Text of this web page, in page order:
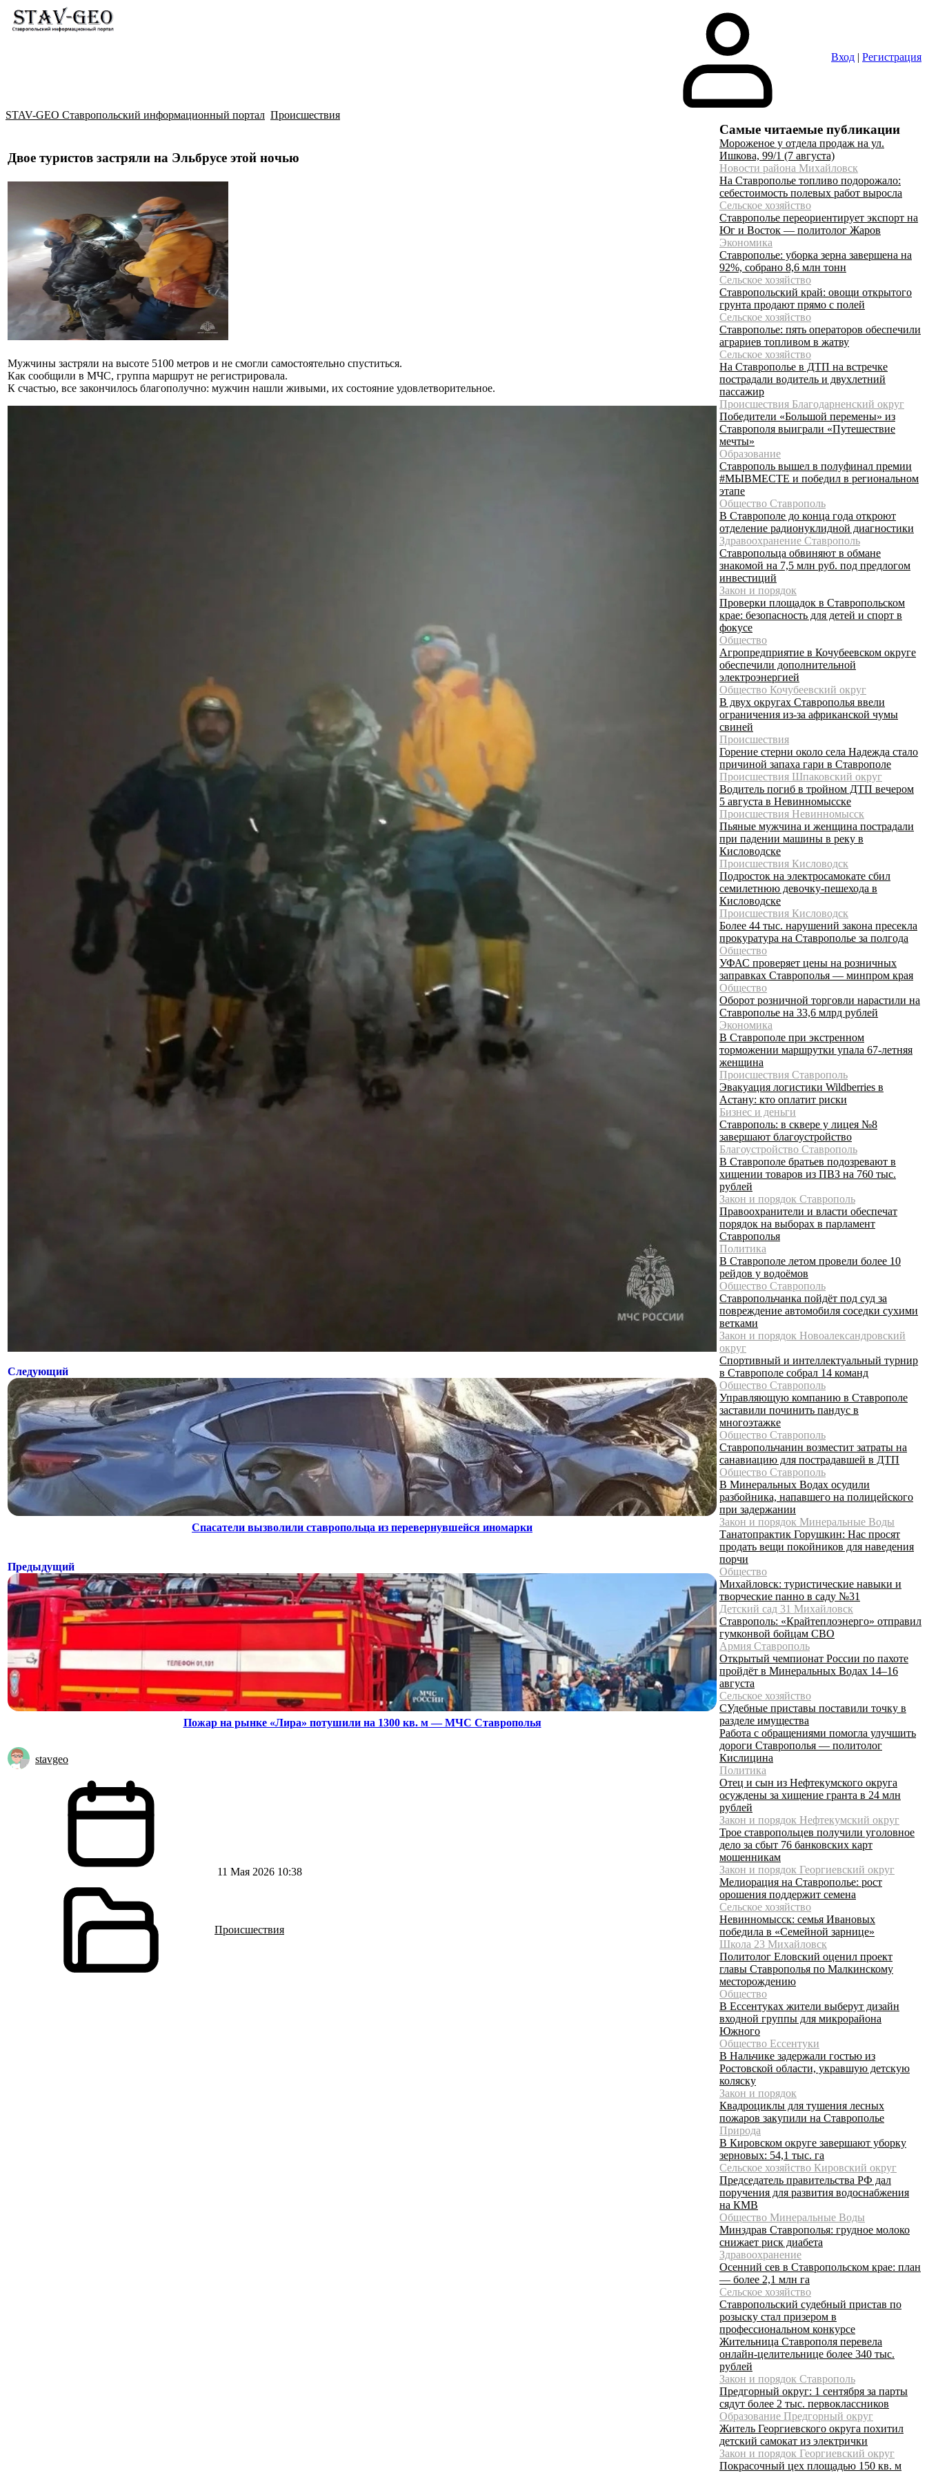
Вход | Регистрация
STAV-GEO Ставропольский информационный портал Происшествия
Двое туристов застряли на Эльбрусе этой ночью
Мужчины застряли на высоте 5100 метров и не смогли самостоятельно спуститься.
Как сообщили в МЧС, группа маршрут не регистрировала.
К счастью, все закончилось благополучно: мужчин нашли живыми, их состояние удовлетворительное.
Следующий
Спасатели вызволили ставропольца из перевернувшейся иномарки
Предыдущий
Пожар на рынке «Лира» потушили на 1300 кв. м — МЧС Ставрополья
stavgeo
11 Мая 2026 10:38
Происшествия
Самые читаемые публикации
Мороженое у отдела продаж на ул.
Ишкова, 99/1 (7 августа)
Новости района Михайловск
На Ставрополье топливо подорожало:
себестоимость полевых работ выросла
Сельское хозяйство
Ставрополье переориентирует экспорт на
Юг и Восток — политолог Жаров
Экономика
Ставрополье: уборка зерна завершена на
92%, собрано 8,6 млн тонн
Сельское хозяйство
Ставропольский край: овощи открытого
грунта продают прямо с полей
Сельское хозяйство
Ставрополье: пять операторов обеспечили
аграриев топливом в жатву
Сельское хозяйство
На Ставрополье в ДТП на встречке
пострадали водитель и двухлетний
пассажир
Происшествия Благодарненский округ
Победители «Большой перемены» из
Ставрополя выиграли «Путешествие
мечты»
Образование
Ставрополь вышел в полуфинал премии
#МЫВМЕСТЕ и победил в региональном
этапе
Общество Ставрополь
В Ставрополе до конца года откроют
отделение радионуклидной диагностики
Здравоохранение Ставрополь
Ставропольца обвиняют в обмане
знакомой на 7,5 млн руб. под предлогом
инвестиций
Закон и порядок
Проверки площадок в Ставропольском
крае: безопасность для детей и спорт в
фокусе
Общество
Агропредприятие в Кочубеевском округе
обеспечили дополнительной
электроэнергией
Общество Кочубеевский округ
В двух округах Ставрополья ввели
ограничения из-за африканской чумы
свиней
Происшествия
Горение стерни около села Надежда стало
причиной запаха гари в Ставрополе
Происшествия Шпаковский округ
Водитель погиб в тройном ДТП вечером
5 августа в Невинномысске
Происшествия Невинномысск
Пьяные мужчина и женщина пострадали
при падении машины в реку в
Кисловодске
Происшествия Кисловодск
Подросток на электросамокате сбил
семилетнюю девочку-пешехода в
Кисловодске
Происшествия Кисловодск
Более 44 тыс. нарушений закона пресекла
прокуратура на Ставрополье за полгода
Общество
УФАС проверяет цены на розничных
заправках Ставрополья — минпром края
Общество
Оборот розничной торговли нарастили на
Ставрополье на 33,6 млрд рублей
Экономика
В Ставрополе при экстренном
торможении маршрутки упала 67-летняя
женщина
Происшествия Ставрополь
Эвакуация логистики Wildberries в
Астану: кто оплатит риски
Бизнес и деньги
Ставрополь: в сквере у лицея №8
завершают благоустройство
Благоустройство Ставрополь
В Ставрополе братьев подозревают в
хищении товаров из ПВЗ на 760 тыс.
рублей
Закон и порядок Ставрополь
Правоохранители и власти обеспечат
порядок на выборах в парламент
Ставрополья
Политика
В Ставрополе летом провели более 10
рейдов у водоёмов
Общество Ставрополь
Ставропольчанка пойдёт под суд за
повреждение автомобиля соседки сухими
ветками
Закон и порядок Новоалександровский
округ
Спортивный и интеллектуальный турнир
в Ставрополе собрал 14 команд
Общество Ставрополь
Управляющую компанию в Ставрополе
заставили починить пандус в
многоэтажке
Общество Ставрополь
Ставропольчанин возместит затраты на
санавиацию для пострадавшей в ДТП
Общество Ставрополь
В Минеральных Водах осудили
разбойника, напавшего на полицейского
при задержании
Закон и порядок Минеральные Воды
Танатопрактик Горушкин: Нас просят
продать вещи покойников для наведения
порчи
Общество
Михайловск: туристические навыки и
творческие панно в саду №31
Детский сад 31 Михайловск
Ставрополь: «Крайтеплоэнерго» отправил
гумконвой бойцам СВО
Армия Ставрополь
Открытый чемпионат России по пахоте
пройдёт в Минеральных Водах 14–16
августа
Сельское хозяйство
СУдебные приставы поставили точку в
разделе имущества
Работа с обращениями помогла улучшить
дороги Ставрополья — политолог
Кислицина
Политика
Отец и сын из Нефтекумского округа
осуждены за хищение гранта в 24 млн
рублей
Закон и порядок Нефтекумский округ
Трое ставропольцев получили уголовное
дело за сбыт 76 банковских карт
мошенникам
Закон и порядок Георгиевский округ
Мелиорация на Ставрополье: рост
орошения поддержит семена
Сельское хозяйство
Невинномысск: семья Ивановых
победила в «Семейной зарнице»
Школа 23 Михайловск
Политолог Еловский оценил проект
главы Ставрополья по Малкинскому
месторождению
Общество
В Ессентуках жители выберут дизайн
входной группы для микрорайона
Южного
Общество Ессентуки
В Нальчике задержали гостью из
Ростовской области, укравшую детскую
коляску
Закон и порядок
Квадроциклы для тушения лесных
пожаров закупили на Ставрополье
Природа
В Кировском округе завершают уборку
зерновых: 54,1 тыс. га
Сельское хозяйство Кировский округ
Председатель правительства РФ дал
поручения для развития водоснабжения
на КМВ
Общество Минеральные Воды
Минздрав Ставрополья: грудное молоко
снижает риск диабета
Здравоохранение
Осенний сев в Ставропольском крае: план
— более 2,1 млн га
Сельское хозяйство
Ставропольский судебный пристав по
розыску стал призером в
профессиональном конкурсе
Жительница Ставрополя перевела
онлайн-целительнице более 340 тыс.
рублей
Закон и порядок Ставрополь
Предгорный округ: 1 сентября за парты
сядут более 2 тыс. первоклассников
Образование Предгорный округ
Житель Георгиевского округа похитил
детский самокат из электрички
Закон и порядок Георгиевский округ
Покрасочный цех площадью 150 кв. м